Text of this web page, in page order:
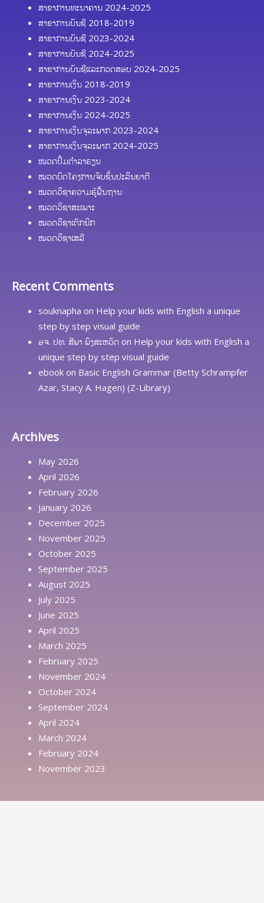
ສາຂາການທະນາຄານ 2024-2025
ສາຂາການບັນຊີ 2018-2019
ສາຂາການບັນຊີ 2023-2024
ສາຂາການບັນຊີ 2024-2025
ສາຂາການບັນຊີແລະກວດສອບ 2024-2025
ສາຂາການເງິນ 2018-2019
ສາຂາການເງິນ 2023-2024
ສາຂາການເງິນ 2024-2025
ສາຂາການເງິນຈຸລະພາກ 2023-2024
ສາຂາການເງິນຈຸລະພາກ 2024-2025
ໜວດປຶ້ມຕຳລາຮຽນ
ໝວດບົດໂຄງການຈົບຊັ້ນປະລິນຍາຕີ
ໝວດວິຊາຄວາມຮູ້ຟື້ນຖານ
ໝວດວິຊາສະເພາະ
ໝວດວິຊາເຕັກນິກ
ໝວດວິຊາເສລີ
Recent Comments
souknapha on Help your kids with English a unique
step by step visual guide
ອຈ. ປທ. ສີພາ ພົງສະຫວັດ on Help your kids with English a
unique step by step visual guide
ebook on Basic English Grammar (Betty Schrampfer
Azar, Stacy A. Hagen) (Z-Library)
Archives
May 2026
April 2026
February 2026
January 2026
December 2025
November 2025
October 2025
September 2025
August 2025
July 2025
June 2025
April 2025
March 2025
February 2025
November 2024
October 2024
September 2024
April 2024
March 2024
February 2024
November 2023